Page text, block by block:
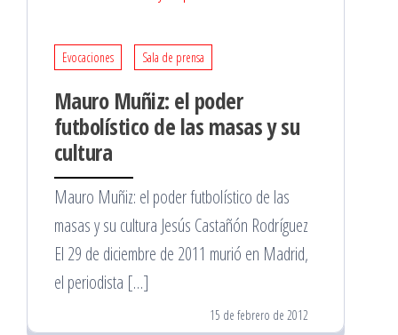
Evocaciones Sala de prensa
Mauro Muñiz: el poder
futbolístico de las masas y su
cultura
Mauro Muñiz: el poder futbolístico de las
masas y su cultura Jesús Castañón Rodríguez
El 29 de diciembre de 2011 murió en Madrid,
el periodista […]
15 de febrero de 2012